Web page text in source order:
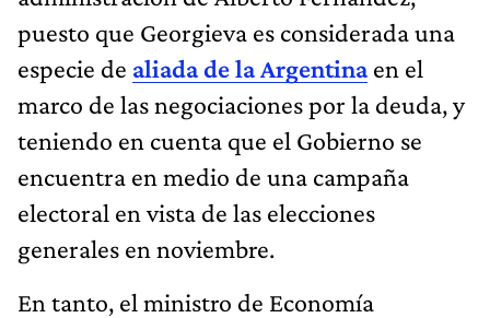
puesto que Georgieva es considerada una
especie de aliada de la Argentinaen el
marco de las negociaciones por la deuda, y
teniendo en cuenta que el Gobierno se
encuentra en medio de una campaña
electoral en vista de las elecciones
generales en noviembre.
En tanto, el ministro de Economía